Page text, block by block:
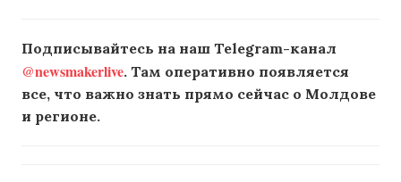
Подписывайтесь на наш Telegram-канал
@newsmakerlive. Там оперативно появляется
все, что важно знать прямо сейчас о Молдове
и регионе.